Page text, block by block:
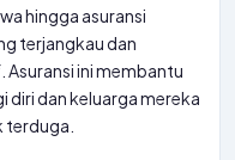
hingga asuransi
terjangkau dan
ini membantu
diri dan keluarga mereka
terduga.